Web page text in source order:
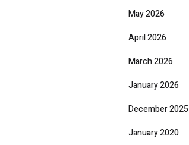
May 2026
April 2026
March 2026
January 2026
December 2025
January 2020